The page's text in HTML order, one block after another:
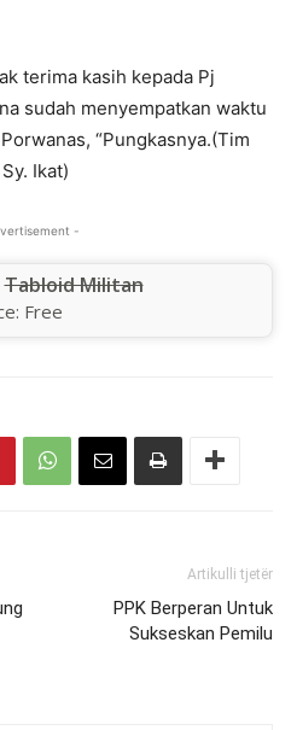
terima kasih kepada Pj
sudah menyempatkan waktu
“Pungkasnya.(Tim
Ikat)
-
Tabloid Militan
Free
Artikulli tjetër
PPK Berperan Untuk
Sukseskan Pemilu